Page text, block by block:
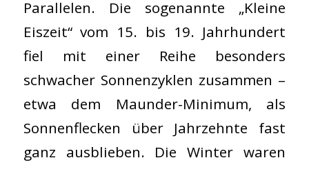
Parallelen. Die sogenannte „Kleine
Eiszeit“ vom 15. bis 19. Jahrhundert
fiel mit einer Reihe besonders
schwacher Sonnenzyklen zusammen –
etwa dem Maunder-Minimum, als
Sonnenflecken über Jahrzehnte fast
ganz ausblieben. Die Winter waren